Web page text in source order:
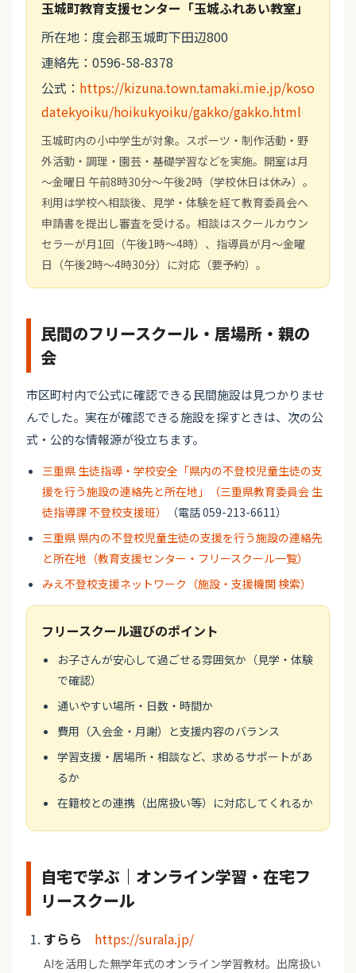
玉城町教育支援センター「玉城ふれあい教室」
所在地：度会郡玉城町下田辺800
連絡先：0596-58-8378
公式： https://kizuna.town.tamaki.mie.jp/koso
datekyoiku/hoikukyoiku/gakko/gakko.html
玉城町内の小中学生が対象。スポーツ・制作活動・野
外活動・調理・園芸・基礎学習などを実施。開室は月
～金曜日 午前8時30分～午後2時（学校休日は休み）。
利用は学校へ相談後、見学・体験を経て教育委員会へ
申請書を提出し審査を受ける。相談はスクールカウン
セラーが月1回（午後1時～4時）、指導員が月～金曜
日（午後2時～4時30分）に対応（要予約）。
民間のフリースクール・居場所・親の
会
市区町村内で公式に確認できる民間施設は見つかりませ
んでした。実在が確認できる施設を探すときは、次の公
式・公的な情報源が役立ちます。
三重県 生徒指導・学校安全「県内の不登校児童生徒の支
援を行う施設の連絡先と所在地」（三重県教育委員会 生
徒指導課 不登校支援班）
（電話 059-213-6611）
三重県 県内の不登校児童生徒の支援を行う施設の連絡先
と所在地（教育支援センター・フリースクール一覧）
みえ不登校支援ネットワーク（施設・支援機関 検索）
フリースクール選びのポイント
お子さんが安心して過ごせる雰囲気か（見学・体験
で確認）
通いやすい場所・日数・時間か
費用（入会金・月謝）と支援内容のバランス
学習支援・居場所・相談など、求めるサポートがあ
るか
在籍校との連携（出席扱い等）に対応してくれるか
自宅で学ぶ｜オンライン学習・在宅フ
リースクール
すらら https://surala.jp/
AIを活用した無学年式のオンライン学習教材。出席扱い